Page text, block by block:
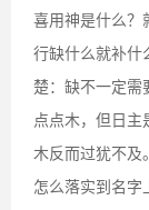
喜用神是什么？
行缺什么就补
楚：缺不一定需
点点木，但日主
木反而过犹不及
怎么落实到名字